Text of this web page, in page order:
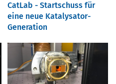
CatLab - Startschuss für
eine neue Katalysator-
Generation